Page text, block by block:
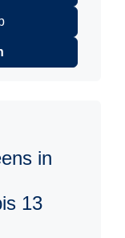
in
13